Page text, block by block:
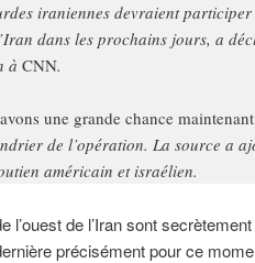
iraniennes devraient
dans les prochains jours, a
à CNN.
une grande chance maintenant
de l’opération. La source a
américain et israélien.
l’ouest de l’Iran sont
précisément pour ce